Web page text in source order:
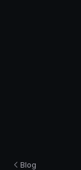
Blog